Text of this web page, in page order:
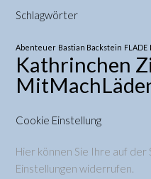
Schlagwörter
Abenteuer Bastian Backstein FLADE
Kathrinchen
Cookie Einstellung
Hier können Sie Ihre auf
Einstellungen widerrufen.